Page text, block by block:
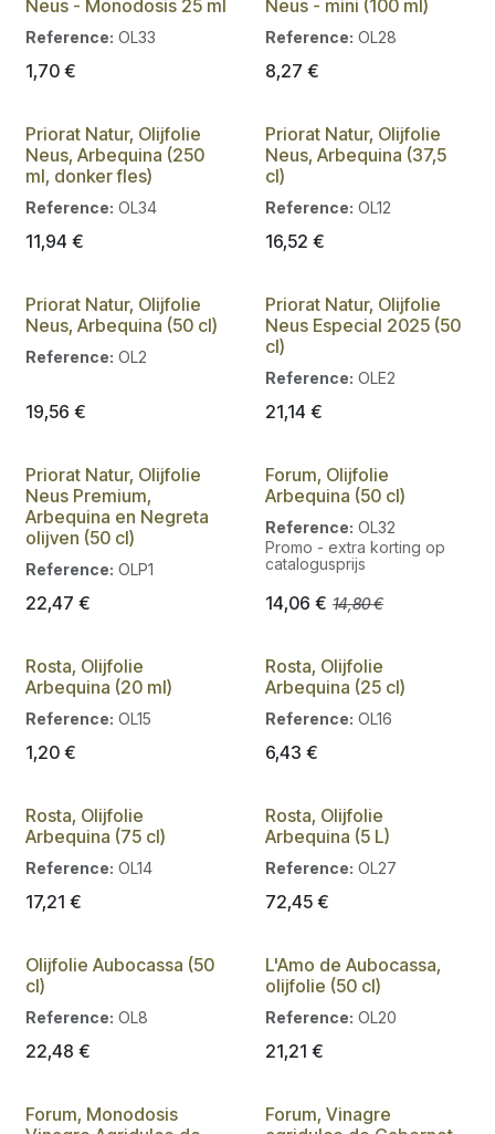
Neus - Monodosis 25 ml
Reference: OL33
1,70 €
Neus - mini (100 ml)
Reference: OL28
8,27 €
Nieuw!
Priorat Natur, Olijfolie
Neus, Arbequina (250
ml, donker fles)
Reference: OL34
11,94 €
Priorat Natur, Olijfolie
Neus, Arbequina (37,5
cl)
Reference: OL12
16,52 €
Priorat Natur, Olijfolie
Neus, Arbequina (50 cl)
Reference: OL2
19,56 €
Priorat Natur, Olijfolie
Neus Especial 2025 (50
cl)
Reference: OLE2
21,14 €
Nieuw!
Priorat Natur, Olijfolie
Neus Premium,
Arbequina en Negreta
olijven (50 cl)
Reference: OLP1
22,47 €
Promo
Forum, Olijfolie
Arbequina (50 cl)
Reference: OL32
Promo - extra korting op
catalogusprijs
14,06 € 14,80€
Rosta, Olijfolie
Arbequina (20 ml)
Reference: OL15
1,20 €
Rosta, Olijfolie
Arbequina (25 cl)
Reference: OL16
6,43 €
Rosta, Olijfolie
Arbequina (75 cl)
Reference: OL14
17,21 €
Rosta, Olijfolie
Arbequina (5 L)
Reference: OL27
72,45€
Olijfolie Aubocassa (50
cl)
Reference: OL8
22,48 €
L'Amo de Aubocassa,
olijfolie (50 cl)
Reference: OL20
21,21 €
Forum, Monodosis
Forum, Vinagre